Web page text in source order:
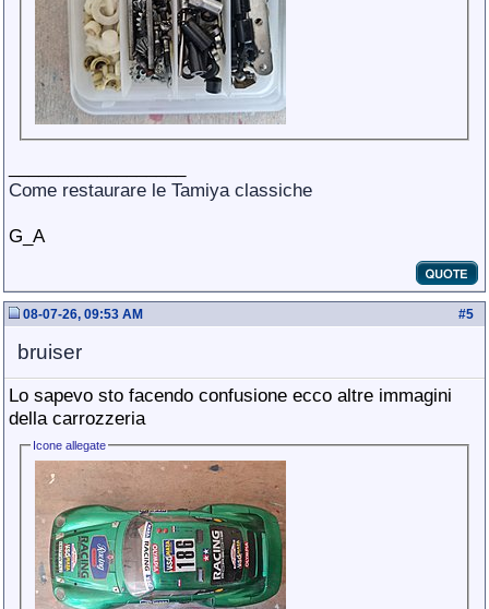
Come restaurare le Tamiya classiche
G_A
#5
08-07-26, 09:53 AM
bruiser
Lo sapevo sto facendo confusione ecco altre immagini
della carrozzeria
Icone allegate